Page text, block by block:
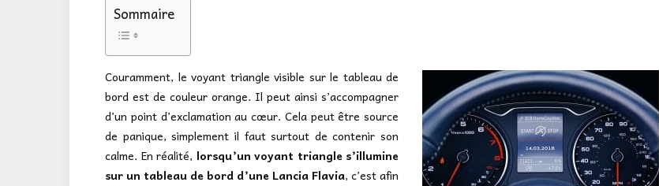
Sommaire
Couramment, le voyant triangle visible sur le tableau de
bord est de couleur orange. Il peut ainsi s’accompagner
d’un point d’exclamation au cœur. Cela peut être source
de panique, simplement il faut surtout de contenir son
calme. En réalité, lorsqu’un voyant triangle s’illumine
sur un tableau de bord d’une Lancia Flavia, c’est afin